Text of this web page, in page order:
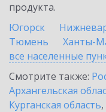
продукта.
Югорск
Тюмень
Ханты-
все населенные
Смотрите также:
Архангельская
Курганская область,